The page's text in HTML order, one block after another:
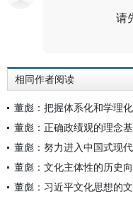
请
相同作者阅读
董彪：把握体系化和学理
董彪：正确政绩观的理念
董彪：努力进入中国式现
董彪：文化主体性的历史
董彪：习近平文化思想的